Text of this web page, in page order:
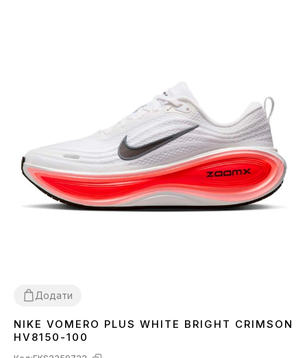
Додати
3842 434445
NIKE VOMERO PLUS WHITE BRIGHT CRIMSON
HV8150-100